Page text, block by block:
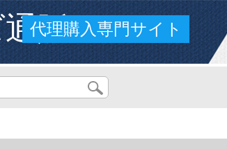
販
代理購入専門サイト